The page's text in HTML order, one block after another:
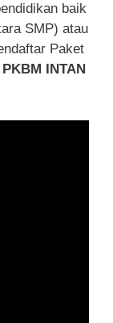
baik
SMP) atau
Paket
PKBM INTAN